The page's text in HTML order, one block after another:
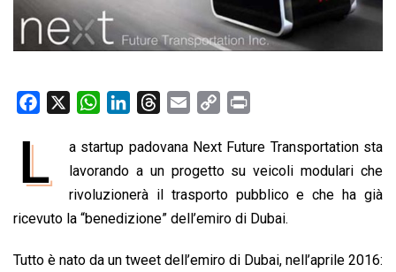
o
k
W
a
t
s
A
p
n
k
e
d
n
r
e
a
d
a
i
l
p
y
L
i
k
i
n
t
L
a startup padovana Next Future Transportation sta
lavorando a un progetto su veicoli modulari che
rivoluzionerà il trasporto pubblico e che ha già
ricevuto la “benedizione” dell’emiro di Dubai.
Tutto è nato da un tweet dell’emiro di Dubai, nell’aprile 2016: